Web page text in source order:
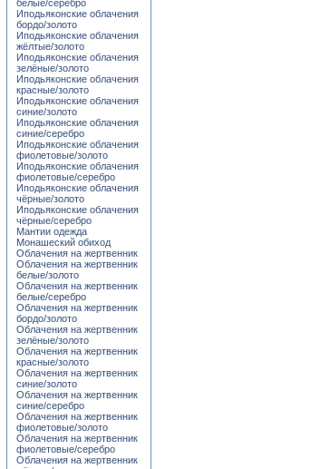
белые/серебро
Иподьяконские облачения
бордо/золото
Иподьяконские облачения
жёлтые/золото
Иподьяконские облачения
зелёные/золото
Иподьяконские облачения
красные/золото
Иподьяконские облачения
синие/золото
Иподьяконские облачения
синие/серебро
Иподьяконские облачения
фиолетовые/золото
Иподьяконские облачения
фиолетовые/серебро
Иподьяконские облачения
чёрные/золото
Иподьяконские облачения
чёрные/серебро
Мантии одежда
Монашеский обиход
Облачения на жертвенник
Облачения на жертвенник
белые/золото
Облачения на жертвенник
белые/серебро
Облачения на жертвенник
бордо/золото
Облачения на жертвенник
зелёные/золото
Облачения на жертвенник
красные/золото
Облачения на жертвенник
синие/золото
Облачения на жертвенник
синие/серебро
Облачения на жертвенник
фиолетовые/золото
Облачения на жертвенник
фиолетовые/серебро
Облачения на жертвенник